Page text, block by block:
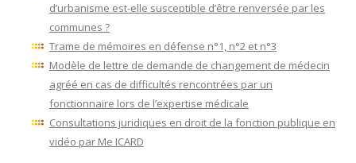
d’urbanisme est-elle susceptible d’être renversée par les
communes ?
Trame de mémoires en défense n°1, n°2 et n°3
Modèle de lettre de demande de changement de médecin
agréé en cas de difficultés rencontrées par un
fonctionnaire lors de l’expertise médicale
Consultations juridiques en droit de la fonction publique en
vidéo par Me ICARD